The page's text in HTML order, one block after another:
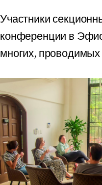
Участники
конференции в
многих, проводимых